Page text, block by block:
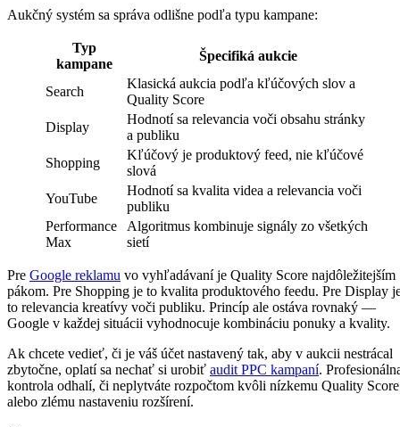
Aukčný systém sa správa odlišne podľa typu kampane:
Typ
kampane
Špecifiká aukcie
Search
Klasická aukcia podľa kľúčových slov a
Quality Score
Display
Hodnotí sa relevancia voči obsahu stránky
a publiku
Shopping
Kľúčový je produktový feed, nie kľúčové
slová
YouTube
Hodnotí sa kvalita videa a relevancia voči
publiku
Performance
Max
Algoritmus kombinuje signály zo všetkých
sietí
Pre Google reklamu vo vyhľadávaní je Quality Score najdôležitejším
pákom. Pre Shopping je to kvalita produktového feedu. Pre Display
to relevancia kreatívy voči publiku. Princíp ale ostáva rovnaký —
Google v každej situácii vyhodnocuje kombináciu ponuky a kvality.
Ak chcete vedieť, či je váš účet nastavený tak, aby v aukcii nestrácal
zbytočne, oplatí sa nechať si urobiť audit PPC kampaní.
kontrola odhalí, či neplytváte rozpočtom kvôli nízkemu Quality Score
alebo zlému nastaveniu rozšírení.